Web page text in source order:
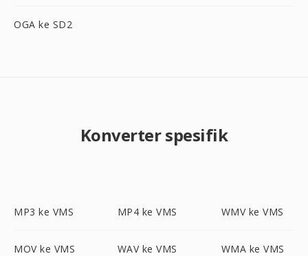
OGA ke SD2
Konverter spesifik
MP3 ke VMS MP4 ke VMS WMV ke VMS
MOV ke VMS WAV ke VMS WMA ke VMS